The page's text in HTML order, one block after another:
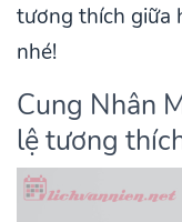
tương thích giữa
nhé!
Cung Nhân
lệ tương